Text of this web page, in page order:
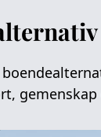
gemenskap